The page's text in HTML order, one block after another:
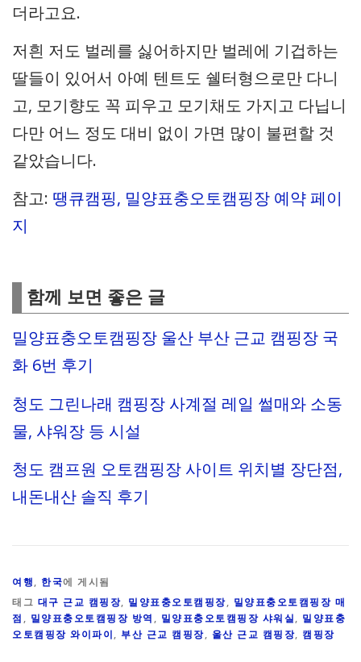
더라고요.
저흰 저도 벌레를 싫어하지만 벌레에 기겁하는
딸들이 있어서 아예 텐트도 쉘터형으로만 다니
고, 모기향도 꼭 피우고 모기채도 가지고 다닙니
다만 어느 정도 대비 없이 가면 많이 불편할 것
같았습니다.
참고: 땡큐캠핑, 밀양표충오토캠핑장 예약 페이
지
함께 보면 좋은 글
밀양표충오토캠핑장 울산 부산 근교 캠핑장 국
화 6번 후기
청도 그린나래 캠핑장 사계절 레일 썰매와 소동
물, 샤워장 등 시설
청도 캠프원 오토캠핑장 사이트 위치별 장단점,
내돈내산 솔직 후기
여행, 한국에 게시됨
태그 대구 근교 캠핑장, 밀양표충오토캠핑장, 밀양표충오토캠핑장 매
점 , 밀양표충오토캠핑장 방역 , 밀양표충오토캠핑장 샤워실, 밀양표충
오토캠핑장 와이파이, 부산 근교 캠핑장, 울산 근교 캠핑장, 캠핑장